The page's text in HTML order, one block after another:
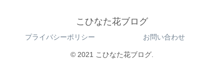
こひなた花ブログ
プライバシーポリシー お問い合わせ
© 2021 こひなた花ブログ.